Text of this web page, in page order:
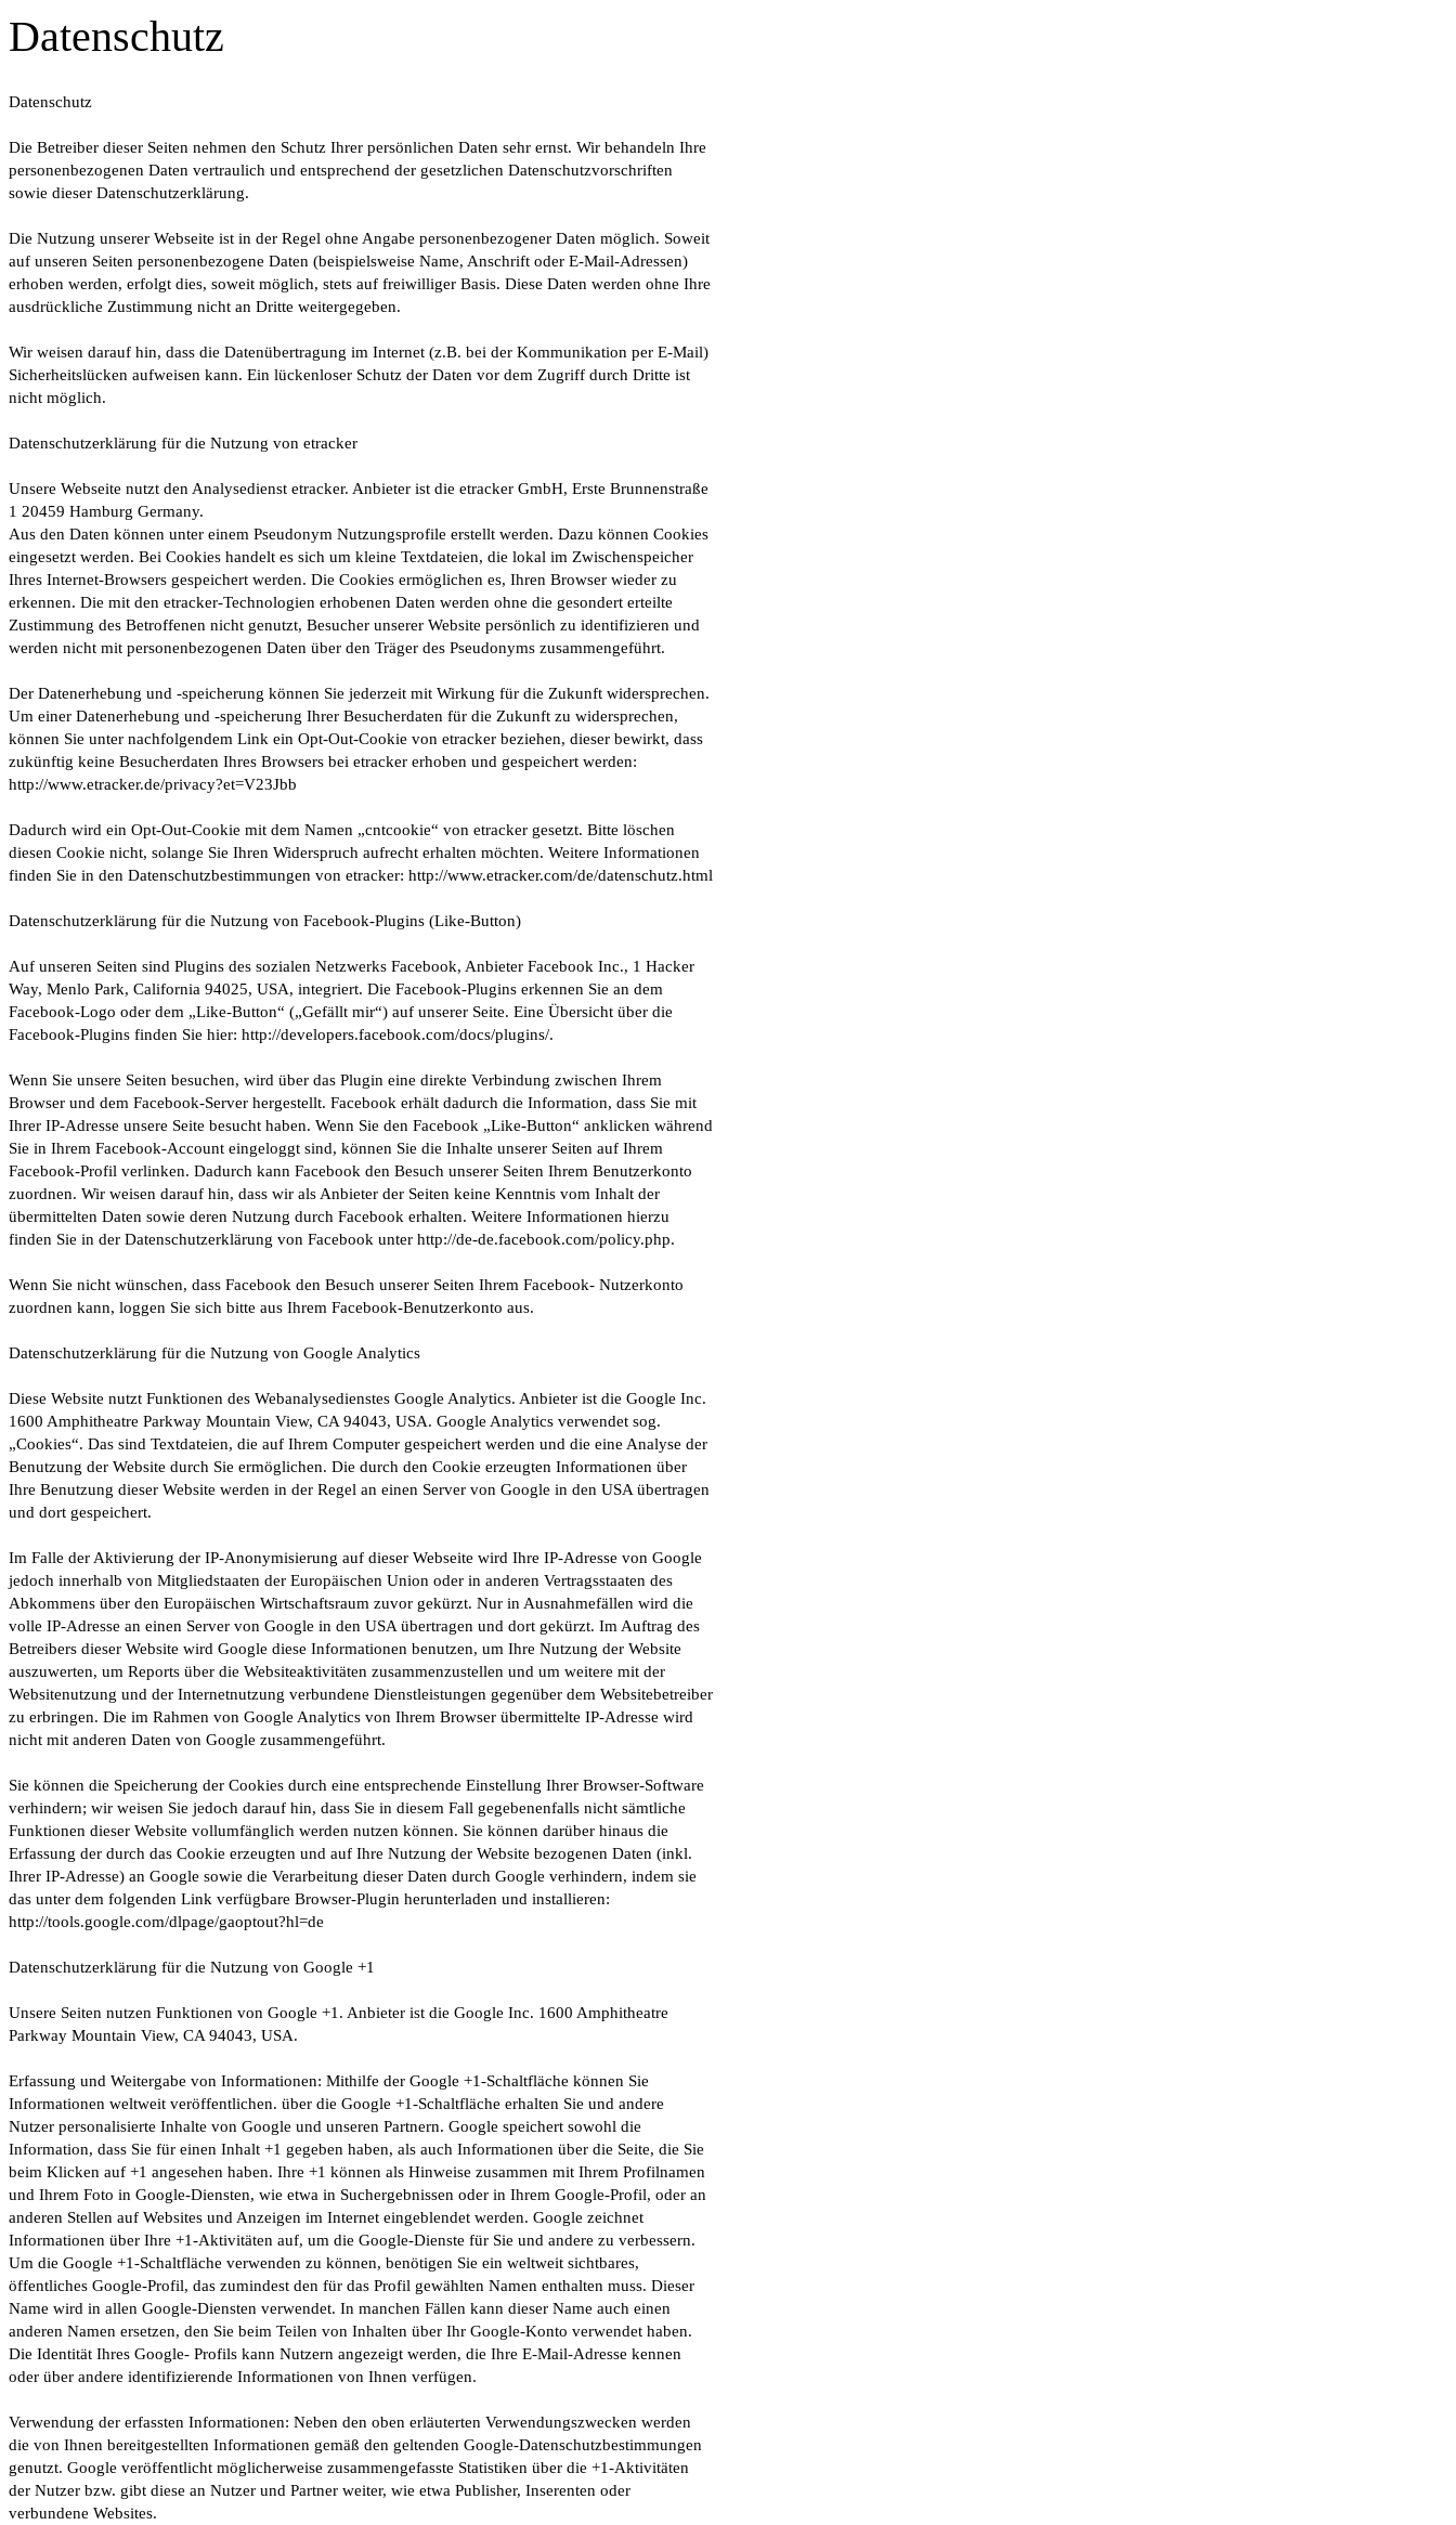
Datenschutz
Datenschutz
Die Betreiber dieser Seiten nehmen den Schutz Ihrer persönlichen Daten sehr ernst. Wir behandeln Ihre
personenbezogenen Daten vertraulich und entsprechend der gesetzlichen Datenschutzvorschriften
sowie dieser Datenschutzerklärung.
Die Nutzung unserer Webseite ist in der Regel ohne Angabe personenbezogener Daten möglich. Soweit
auf unseren Seiten personenbezogene Daten (beispielsweise Name, Anschrift oder E-Mail-Adressen)
erhoben werden, erfolgt dies, soweit möglich, stets auf freiwilliger Basis. Diese Daten werden ohne Ihre
ausdrückliche Zustimmung nicht an Dritte weitergegeben.
Wir weisen darauf hin, dass die Datenübertragung im Internet (z.B. bei der Kommunikation per E-Mail)
Sicherheitslücken aufweisen kann. Ein lückenloser Schutz der Daten vor dem Zugriff durch Dritte ist
nicht möglich.
Datenschutzerklärung für die Nutzung von etracker
Unsere Webseite nutzt den Analysedienst etracker. Anbieter ist die etracker GmbH, Erste Brunnenstraße
1 20459 Hamburg Germany.
Aus den Daten können unter einem Pseudonym Nutzungsprofile erstellt werden. Dazu können Cookies
eingesetzt werden. Bei Cookies handelt es sich um kleine Textdateien, die lokal im Zwischenspeicher
Ihres Internet-Browsers gespeichert werden. Die Cookies ermöglichen es, Ihren Browser wieder zu
erkennen. Die mit den etracker-Technologien erhobenen Daten werden ohne die gesondert erteilte
Zustimmung des Betroffenen nicht genutzt, Besucher unserer Website persönlich zu identifizieren und
werden nicht mit personenbezogenen Daten über den Träger des Pseudonyms zusammengeführt.
Der Datenerhebung und -speicherung können Sie jederzeit mit Wirkung für die Zukunft widersprechen.
Um einer Datenerhebung und -speicherung Ihrer Besucherdaten für die Zukunft zu widersprechen,
können Sie unter nachfolgendem Link ein Opt-Out-Cookie von etracker beziehen, dieser bewirkt, dass
zukünftig keine Besucherdaten Ihres Browsers bei etracker erhoben und gespeichert werden:
http://www.etracker.de/privacy?et=V23Jbb
Dadurch wird ein Opt-Out-Cookie mit dem Namen „cntcookie“ von etracker gesetzt. Bitte löschen
diesen Cookie nicht, solange Sie Ihren Widerspruch aufrecht erhalten möchten. Weitere Informationen
finden Sie in den Datenschutzbestimmungen von etracker: http://www.etracker.com/de/datenschutz.html
Datenschutzerklärung für die Nutzung von Facebook-Plugins (Like-Button)
Auf unseren Seiten sind Plugins des sozialen Netzwerks Facebook, Anbieter Facebook Inc., 1 Hacker
Way, Menlo Park, California 94025, USA, integriert. Die Facebook-Plugins erkennen Sie an dem
Facebook-Logo oder dem „Like-Button“ („Gefällt mir“) auf unserer Seite. Eine Übersicht über die
Facebook-Plugins finden Sie hier: http://developers.facebook.com/docs/plugins/.
Wenn Sie unsere Seiten besuchen, wird über das Plugin eine direkte Verbindung zwischen Ihrem
Browser und dem Facebook-Server hergestellt. Facebook erhält dadurch die Information, dass Sie mit
Ihrer IP-Adresse unsere Seite besucht haben. Wenn Sie den Facebook „Like-Button“ anklicken während
Sie in Ihrem Facebook-Account eingeloggt sind, können Sie die Inhalte unserer Seiten auf Ihrem
Facebook-Profil verlinken. Dadurch kann Facebook den Besuch unserer Seiten Ihrem Benutzerkonto
zuordnen. Wir weisen darauf hin, dass wir als Anbieter der Seiten keine Kenntnis vom Inhalt der
übermittelten Daten sowie deren Nutzung durch Facebook erhalten. Weitere Informationen hierzu
finden Sie in der Datenschutzerklärung von Facebook unter http://de-de.facebook.com/policy.php.
Wenn Sie nicht wünschen, dass Facebook den Besuch unserer Seiten Ihrem Facebook- Nutzerkonto
zuordnen kann, loggen Sie sich bitte aus Ihrem Facebook-Benutzerkonto aus.
Datenschutzerklärung für die Nutzung von Google Analytics
Diese Website nutzt Funktionen des Webanalysedienstes Google Analytics. Anbieter ist die Google Inc.
1600 Amphitheatre Parkway Mountain View, CA 94043, USA. Google Analytics verwendet sog.
„Cookies“. Das sind Textdateien, die auf Ihrem Computer gespeichert werden und die eine Analyse der
Benutzung der Website durch Sie ermöglichen. Die durch den Cookie erzeugten Informationen über
Ihre Benutzung dieser Website werden in der Regel an einen Server von Google in den USA übertragen
und dort gespeichert.
Im Falle der Aktivierung der IP-Anonymisierung auf dieser Webseite wird Ihre IP-Adresse von Google
jedoch innerhalb von Mitgliedstaaten der Europäischen Union oder in anderen Vertragsstaaten des
Abkommens über den Europäischen Wirtschaftsraum zuvor gekürzt. Nur in Ausnahmefällen wird die
volle IP-Adresse an einen Server von Google in den USA übertragen und dort gekürzt. Im Auftrag des
Betreibers dieser Website wird Google diese Informationen benutzen, um Ihre Nutzung der Website
auszuwerten, um Reports über die Websiteaktivitäten zusammenzustellen und um weitere mit der
Websitenutzung und der Internetnutzung verbundene Dienstleistungen gegenüber dem Websitebetreiber
zu erbringen. Die im Rahmen von Google Analytics von Ihrem Browser übermittelte IP-Adresse wird
nicht mit anderen Daten von Google zusammengeführt.
Sie können die Speicherung der Cookies durch eine entsprechende Einstellung Ihrer Browser-Software
verhindern; wir weisen Sie jedoch darauf hin, dass Sie in diesem Fall gegebenenfalls nicht sämtliche
Funktionen dieser Website vollumfänglich werden nutzen können. Sie können darüber hinaus die
Erfassung der durch das Cookie erzeugten und auf Ihre Nutzung der Website bezogenen Daten (inkl.
Ihrer IP-Adresse) an Google sowie die Verarbeitung dieser Daten durch Google verhindern, indem sie
das unter dem folgenden Link verfügbare Browser-Plugin herunterladen und installieren:
http://tools.google.com/dlpage/gaoptout?hl=de
Datenschutzerklärung für die Nutzung von Google +1
Unsere Seiten nutzen Funktionen von Google +1. Anbieter ist die Google Inc. 1600 Amphitheatre
Parkway Mountain View, CA 94043, USA.
Erfassung und Weitergabe von Informationen: Mithilfe der Google +1-Schaltfläche können Sie
Informationen weltweit veröffentlichen. über die Google +1-Schaltfläche erhalten Sie und andere
Nutzer personalisierte Inhalte von Google und unseren Partnern. Google speichert sowohl die
Information, dass Sie für einen Inhalt +1 gegeben haben, als auch Informationen über die Seite, die Sie
beim Klicken auf +1 angesehen haben. Ihre +1 können als Hinweise zusammen mit Ihrem Profilnamen
und Ihrem Foto in Google-Diensten, wie etwa in Suchergebnissen oder in Ihrem Google-Profil, oder an
anderen Stellen auf Websites und Anzeigen im Internet eingeblendet werden. Google zeichnet
Informationen über Ihre +1-Aktivitäten auf, um die Google-Dienste für Sie und andere zu verbessern.
Um die Google +1-Schaltfläche verwenden zu können, benötigen Sie ein weltweit sichtbares,
öffentliches Google-Profil, das zumindest den für das Profil gewählten Namen enthalten muss. Dieser
Name wird in allen Google-Diensten verwendet. In manchen Fällen kann dieser Name auch einen
anderen Namen ersetzen, den Sie beim Teilen von Inhalten über Ihr Google-Konto verwendet haben.
Die Identität Ihres Google- Profils kann Nutzern angezeigt werden, die Ihre E-Mail-Adresse kennen
oder über andere identifizierende Informationen von Ihnen verfügen.
Verwendung der erfassten Informationen: Neben den oben erläuterten Verwendungszwecken werden
die von Ihnen bereitgestellten Informationen gemäß den geltenden Google-Datenschutzbestimmungen
genutzt. Google veröffentlicht möglicherweise zusammengefasste Statistiken über die +1-Aktivitäten
der Nutzer bzw. gibt diese an Nutzer und Partner weiter, wie etwa Publisher, Inserenten oder
verbundene Websites.